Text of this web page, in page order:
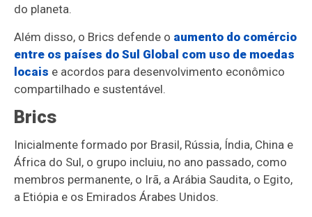
do planeta.
Além disso, o Brics defende o aumento do comércio
entre os países do Sul Global com uso de moedas
locais e acordos para desenvolvimento econômico
compartilhado e sustentável.
Brics
Inicialmente formado por Brasil, Rússia, Índia, China e
África do Sul, o grupo incluiu, no ano passado, como
membros permanente, o Irã, a Arábia Saudita, o Egito,
a Etiópia e os Emirados Árabes Unidos.